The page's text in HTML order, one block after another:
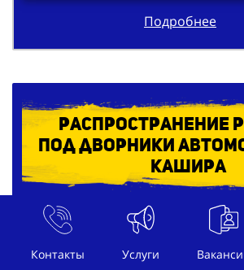
Контакты Услуги
Подробнее
Распространение
под дворники
Кашира